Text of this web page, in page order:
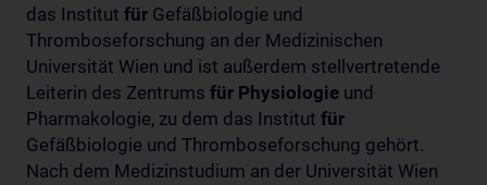
das Institut für Gefäßbiologie und
Thromboseforschung an der Medizinischen
Universität Wien und ist außerdem stellvertretende
Leiterin des Zentrums für Physiologie und
Pharmakologie, zu dem das Institut für
Gefäßbiologie und Thromboseforschung gehört.
Nach dem Medizinstudium an der Universität Wien